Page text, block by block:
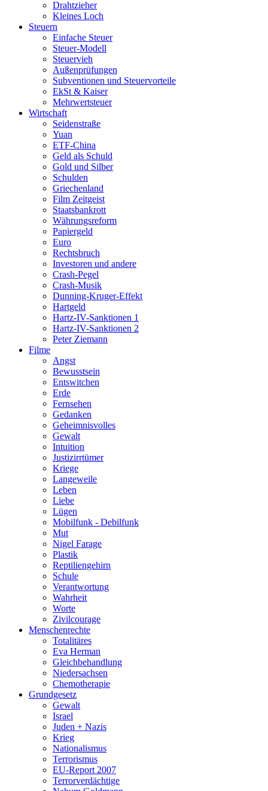
Drahtzieher
Kleines Loch
Steuern
Einfache Steuer
Steuer-Modell
Steuervieh
Außenprüfungen
Subventionen und Steuervorteile
EkSt & Kaiser
Mehrwertsteuer
Wirtschaft
Seidenstraße
Yuan
ETF-China
Geld als Schuld
Gold und Silber
Schulden
Griechenland
Film Zeitgeist
Staatsbankrott
Währungsreform
Papiergeld
Euro
Rechtsbruch
Investoren und andere
Crash-Pegel
Crash-Musik
Dunning-Kruger-Effekt
Hartgeld
Hartz-IV-Sanktionen 1
Hartz-IV-Sanktionen 2
Peter Ziemann
Filme
Angst
Bewusstsein
Entswitchen
Erde
Fernsehen
Gedanken
Geheimnisvolles
Gewalt
Intuition
Justizirrtümer
Kriege
Langeweile
Leben
Liebe
Lügen
Mobilfunk - Debilfunk
Mut
Nigel Farage
Plastik
Reptiliengehirn
Schule
Verantwortung
Wahrheit
Worte
Zivilcourage
Menschenrechte
Totalitäres
Eva Herman
Gleichbehandlung
Niedersachsen
Chemotherapie
Grundgesetz
Gewalt
Israel
Juden + Nazis
Krieg
Nationalismus
Terrorismus
EU-Report 2007
Terrorverdächtige